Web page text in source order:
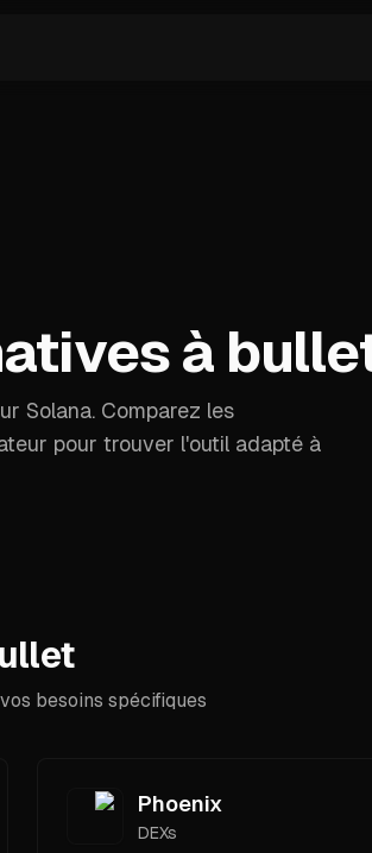
à
Solana. Comparez les
pour trouver l'outil adapté à
besoins spécifiques
Phoenix
DEXs